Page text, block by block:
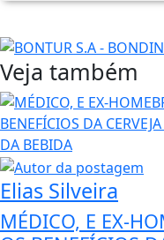
Veja também
Elias Silveira
MÉDICO, E EX-